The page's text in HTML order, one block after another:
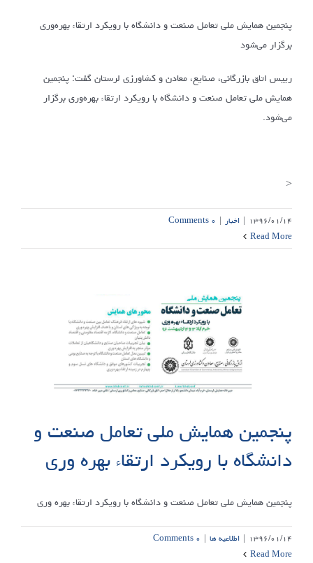
پنجمین همایش ملی تعامل صنعت و دانشگاه با رویکرد ارتقاء بهره‌وری
برگزار می‌شود
رییس اتاق بازرگانی، صنایع، معادن و کشاورزی لرستان گفت: پنجمین
همایش ملی تعامل صنعت و دانشگاه با رویکرد ارتقاء بهره‌وری برگزار
می‌شود.
<
۱۳۹۶/۰۱/۱۴ | اخبار | ۰ Comments
Read More
پنجمین همایش ملی تعامل صنعت و
دانشگاه با رویکرد ارتقاء بهره وری
پنجمین همایش ملی تعامل صنعت و دانشگاه با رویکرد ارتقاء بهره وری
۱۳۹۶/۰۱/۱۴ | اطلاعیه ها | ۰ Comments
Read More